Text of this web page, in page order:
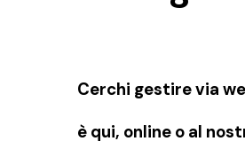
Cerchi gestire via
è qui, online o al